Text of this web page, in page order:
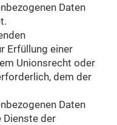
Daten
Erfüllung einer
Unionsrecht oder
dem der
Daten
Dienste der